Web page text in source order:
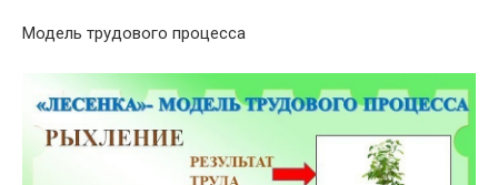
Модель трудового процесса